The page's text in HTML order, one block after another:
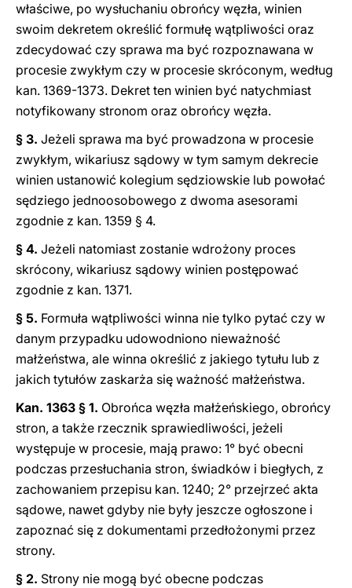
właściwe, po wysłuchaniu obrońcy węzła, winien
swoim dekretem określić formułę wątpliwości oraz
zdecydować czy sprawa ma być rozpoznawana w
procesie zwykłym czy w procesie skróconym, według
kan. 1369-1373. Dekret ten winien być natychmiast
notyfikowany stronom oraz obrońcy węzła.
§ 3. Jeżeli sprawa ma być prowadzona w procesie
zwykłym, wikariusz sądowy w tym samym dekrecie
winien ustanowić kolegium sędziowskie lub powołać
sędziego jednoosobowego z dwoma asesorami
zgodnie z kan. 1359 § 4.
§ 4. Jeżeli natomiast zostanie wdrożony proces
skrócony, wikariusz sądowy winien postępować
zgodnie z kan. 1371.
§ 5. Formuła wątpliwości winna nie tylko pytać czy w
danym przypadku udowodniono nieważność
małżeństwa, ale winna określić z jakiego tytułu lub z
jakich tytułów zaskarża się ważność małżeństwa.
Kan. 1363 § 1. Obrońca węzła małżeńskiego, obrońcy
stron, a także rzecznik sprawiedliwości, jeżeli
występuje w procesie, mają prawo: 1° być obecni
podczas przesłuchania stron, świadków i biegłych, z
zachowaniem przepisu kan. 1240; 2° przejrzeć akta
sądowe, nawet gdyby nie były jeszcze ogłoszone i
zapoznać się z dokumentami przedłożonymi przez
strony.
§ 2. Strony nie mogą być obecne podczas